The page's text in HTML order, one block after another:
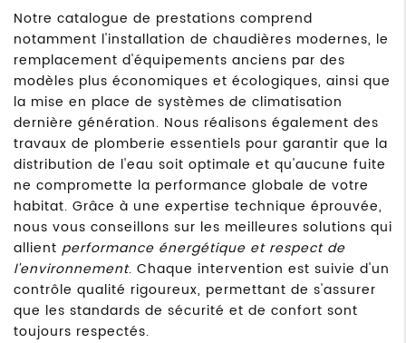
Notre catalogue de prestations comprend
notamment l'installation de chaudières modernes, le
remplacement d'équipements anciens par des
modèles plus économiques et écologiques, ainsi que
la mise en place de systèmes de climatisation
dernière génération. Nous réalisons également des
travaux de plomberie essentiels pour garantir que la
distribution de l'eau soit optimale et qu'aucune fuite
ne compromette la performance globale de votre
habitat. Grâce à une expertise technique éprouvée,
nous vous conseillons sur les meilleures solutions qui
allient performance énergétique et respect de
l'environnement. Chaque intervention est suivie d'un
contrôle qualité rigoureux, permettant de s'assurer
que les standards de sécurité et de confort sont
toujours respectés.